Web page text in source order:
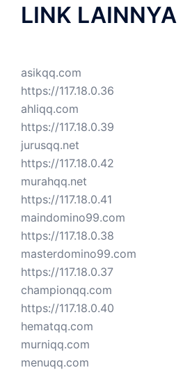
LINK LAINNYA
asikqq.com
https://117.18.0.36
ahliqq.com
https://117.18.0.39
jurusqq.net
https://117.18.0.42
murahqq.net
https://117.18.0.41
maindomino99.com
https://117.18.0.38
masterdomino99.com
https://117.18.0.37
championqq.com
https://117.18.0.40
hematqq.com
murniqq.com
menuqq.com